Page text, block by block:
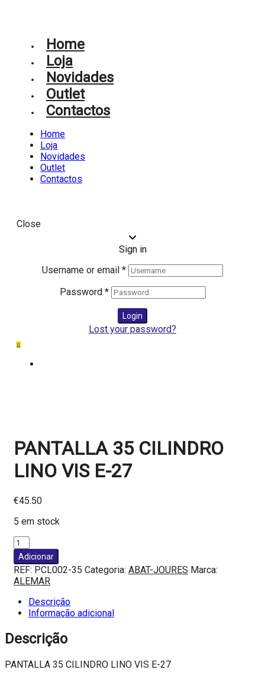
Home
Loja
Novidades
Outlet
Contactos
Home
Loja
Novidades
Outlet
Contactos
Close
Sign in
Username or email *
Password *
Login
Lost your password?
0
PANTALLA 35 CILINDRO
LINO VIS E-27
€45.50
5 em stock
Quantidade
de
PANTALLA
35
CILINDRO
LINO
VIS
Adicionar
REF: PCL002-35 Categoria: ABAT-JOURES Marca:
ALEMAR
Descrição
Informação adicional
Descrição
PANTALLA 35 CILINDRO LINO VIS E-27